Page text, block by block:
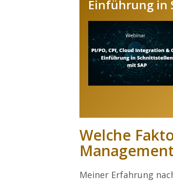
Einführung in
Welche
Meiner Erfahrung